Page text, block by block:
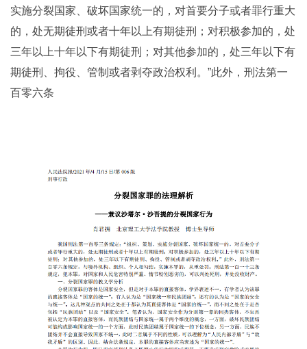
实施分裂国家、破坏国家统一的，对首要分子或者罪行重大
的，处无期徒刑或者十年以上有期徒刑；对积极参加的，处
三年以上十年以下有期徒刑；对其他参加的，处三年以下有
期徒刑、拘役、管制或者剥夺政治权利。”此外，刑法第一
百零六条